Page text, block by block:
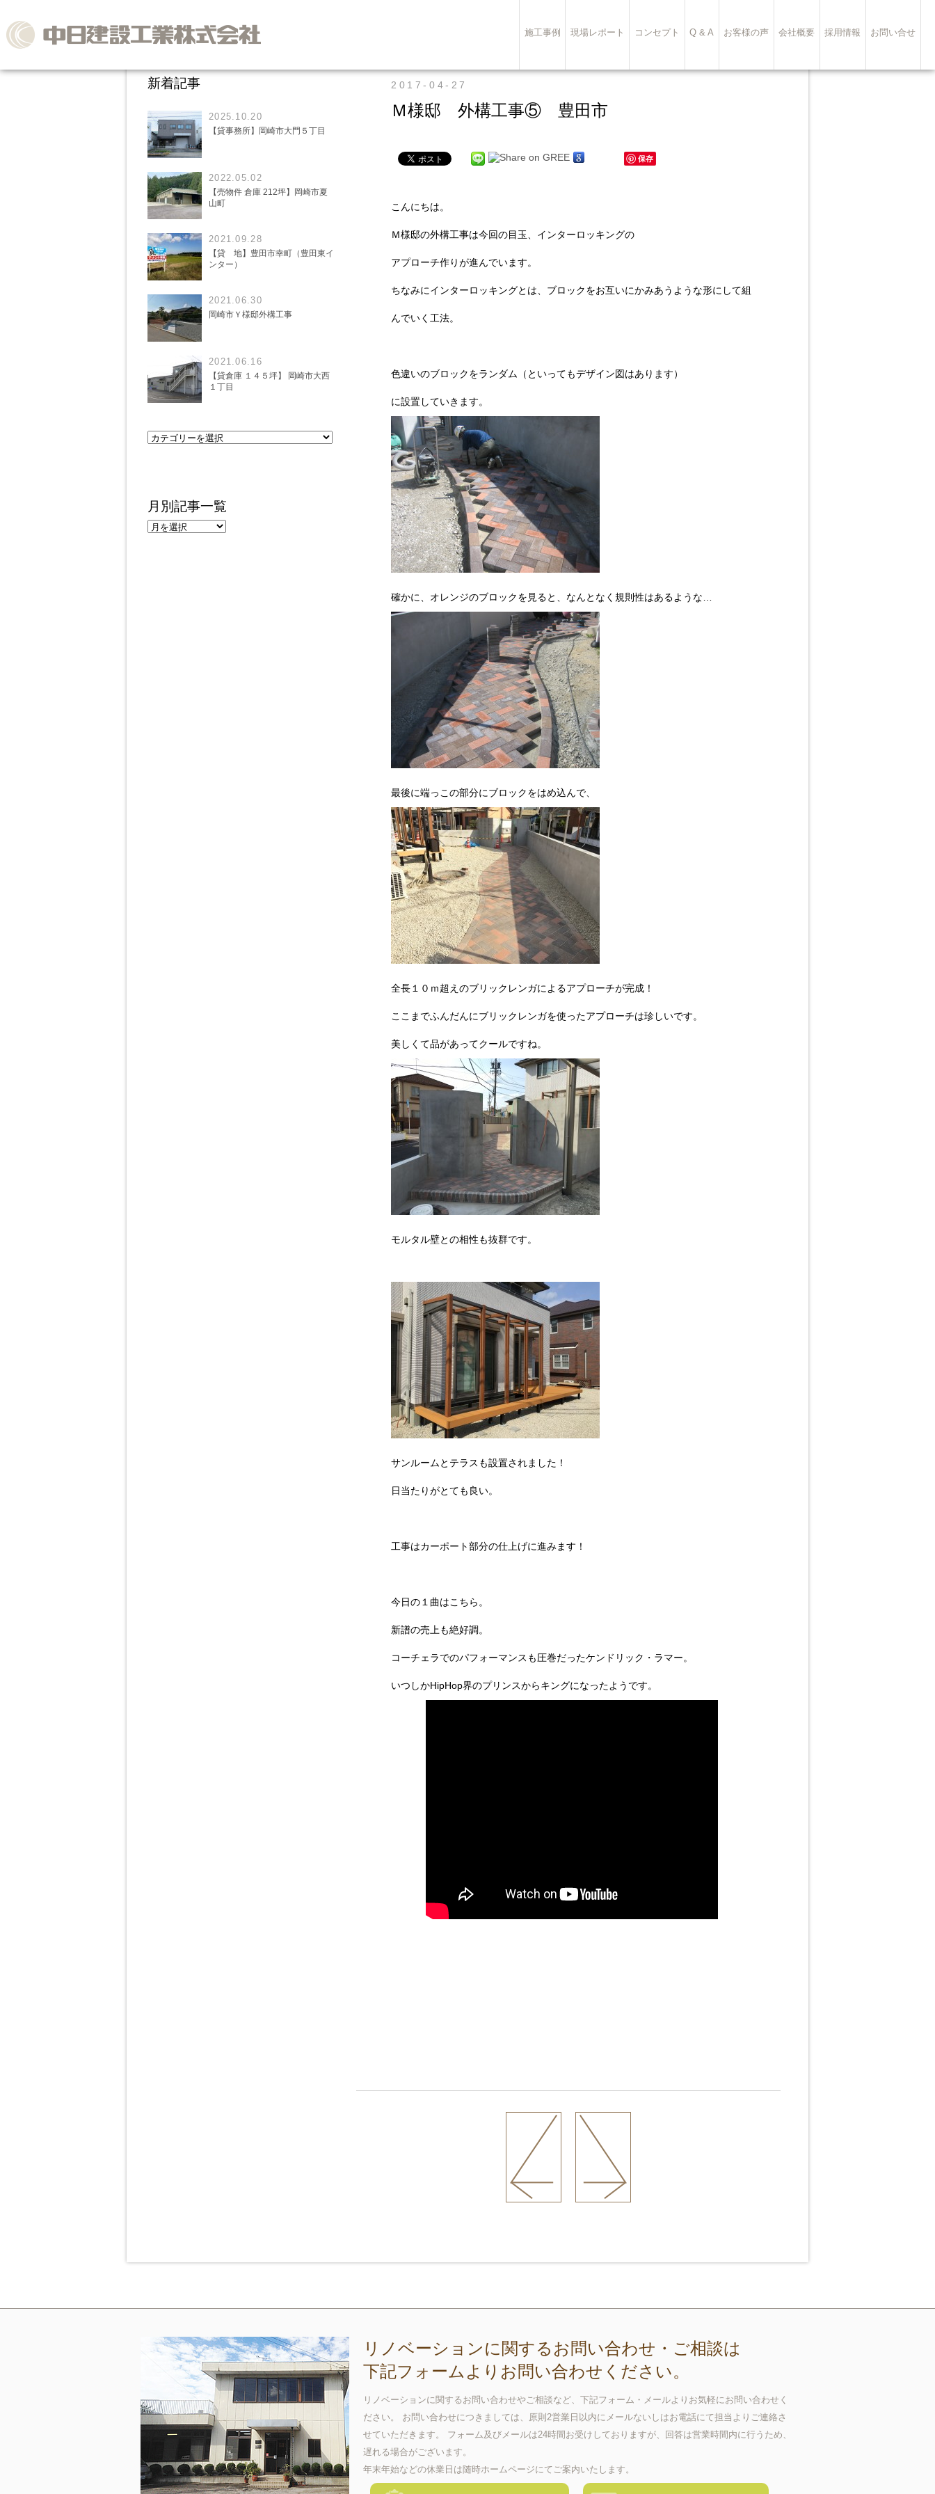
2017-04-27
Ｍ様邸 外構工事⑤ 豊田市
保存
こんにちは。
Ｍ様邸の外構工事は今回の目玉、インターロッキングの
アプローチ作りが進んでいます。
ちなみにインターロッキングとは、ブロックをお互いにかみあうような形にして組
んでいく工法。
色違いのブロックをランダム（といってもデザイン図はあります）
に設置していきます。
確かに、オレンジのブロックを見ると、なんとなく規則性はあるような…
最後に端っこの部分にブロックをはめ込んで、
全長１０ｍ超えのブリックレンガによるアプローチが完成！
ここまでふんだんにブリックレンガを使ったアプローチは珍しいです。
美しくて品があってクールですね。
モルタル壁との相性も抜群です。
サンルームとテラスも設置されました！
日当たりがとても良い。
工事はカーポート部分の仕上げに進みます！
今日の１曲はこちら。
新譜の売上も絶好調。
コーチェラでのパフォーマンスも圧巻だったケンドリック・ラマー。
いつしかHipHop界のプリンスからキングになったようです。
新着記事
2025.10.20
【貸事務所】岡崎市大門５丁目
2022.05.02
【売物件 倉庫 212坪】岡崎市夏
山町
2021.09.28
【貸 地】豊田市幸町（豊田東イ
ンター）
2021.06.30
岡崎市Ｙ様邸外構工事
2021.06.16
【貸倉庫 １４５坪】 岡崎市大西
１丁目
月別記事一覧
リノベーションに関するお問い合わせ・ご相談は
下記フォームよりお問い合わせください。
リノベーションに関するお問い合わせやご相談など、下記フォーム・メールよりお気軽にお問い合わせく
ださい。 お問い合わせにつきましては、原則2営業日以内にメールないしはお電話にて担当よりご連絡さ
せていただきます。 フォーム及びメールは24時間お受けしておりますが、回答は営業時間内に行うため、
遅れる場合がございます。
年末年始などの休業日は随時ホームページにてご案内いたします。
施工事例 現場レポート コンセプト Q & A お客様の声 会社概要 採用情報 お問い合せ